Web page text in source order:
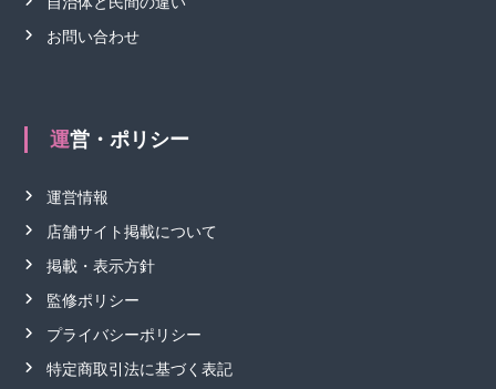
お問い合わせ
運営・ポリシー
運営情報
店舗サイト掲載について
掲載・表示方針
監修ポリシー
プライバシーポリシー
特定商取引法に基づく表記